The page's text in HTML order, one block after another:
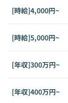
[時給]4,000円~
[時給]5,000円~
[年収]300万円~
[年収]400万円~